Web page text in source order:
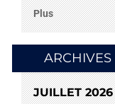
Plus
ARCHIVES
JUILLET 2026